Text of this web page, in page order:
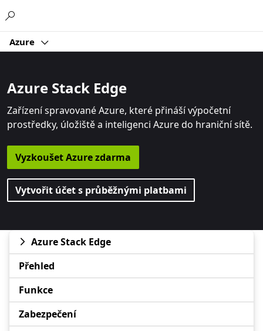
Azure
Azure Stack Edge
Zařízení spravované Azure, které přináší výpočetní
prostředky, úložiště a inteligenci Azure do hraniční sítě.
Vyzkoušet Azure zdarma
Vytvořit účet s průběžnými platbami
Azure Stack Edge
Přehled
Funkce
Zabezpečení